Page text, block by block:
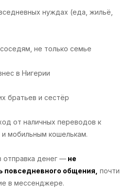
нуждах (еда, жильё,
не только семье
в Нигерии
братьев и сестёр
от наличных переводов к
мобильным кошелькам.
отправка денег — не
повседневного общения, почти
в мессенджере.